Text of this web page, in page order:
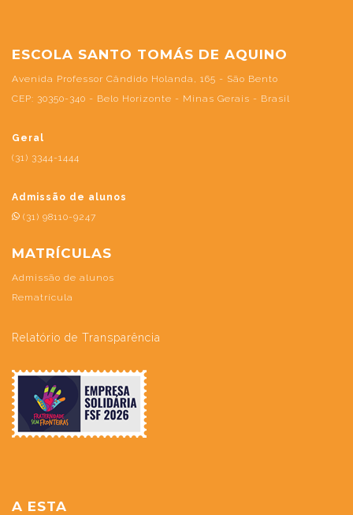
ESCOLA SANTO TOMÁS DE AQUINO
Avenida Professor Cândido Holanda, 165 - São Bento
CEP: 30350-340 - Belo Horizonte - Minas Gerais - Brasil
Geral
(31) 3344-1444
Admissão de alunos
(31) 98110-9247
MATRÍCULAS
Admissão de alunos
Rematrícula
Relatório de Transparência
A ESTA